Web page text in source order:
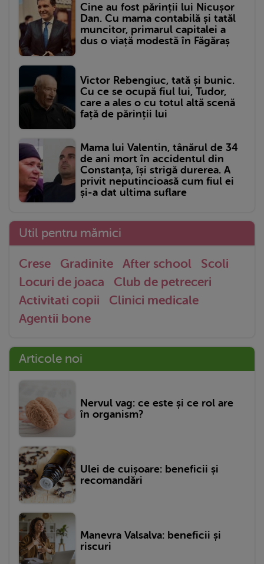
Cine au fost părinții lui Nicușor
Dan. Cu mama contabilă și tatăl
muncitor, primarul capitalei a
dus o viață modestă în Făgăraș
Victor Rebengiuc, tată și bunic.
Cu ce se ocupă fiul lui, Tudor,
care a ales o cu totul altă scenă
față de părinții lui
Mama lui Valentin, tânărul de 34
de ani mort în accidentul din
Constanța, își strigă durerea. A
privit neputincioasă cum fiul ei
și-a dat ultima suflare
Util pentru mămici
Crese Gradinite After school
Scoli
Locuri de joaca
Club de petreceri
Activitati copii
Clinici medicale
Agentii bone
Articole noi
Nervul vag: ce este și ce rol are
în organism?
Ulei de cuișoare: beneficii și
recomandări
Manevra Valsalva: beneficii și
riscuri